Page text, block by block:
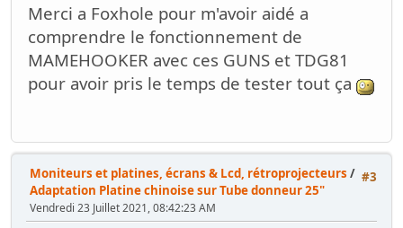
Merci a Foxhole pour m'avoir aidé a
comprendre le fonctionnement de
MAMEHOOKER avec ces GUNS et TDG81
pour avoir pris le temps de tester tout ça
#3
Moniteurs et platines, écrans & Lcd, rétroprojecteurs /
Adaptation Platine chinoise sur Tube donneur 25"
Vendredi 23 Juillet 2021, 08:42:23 AM